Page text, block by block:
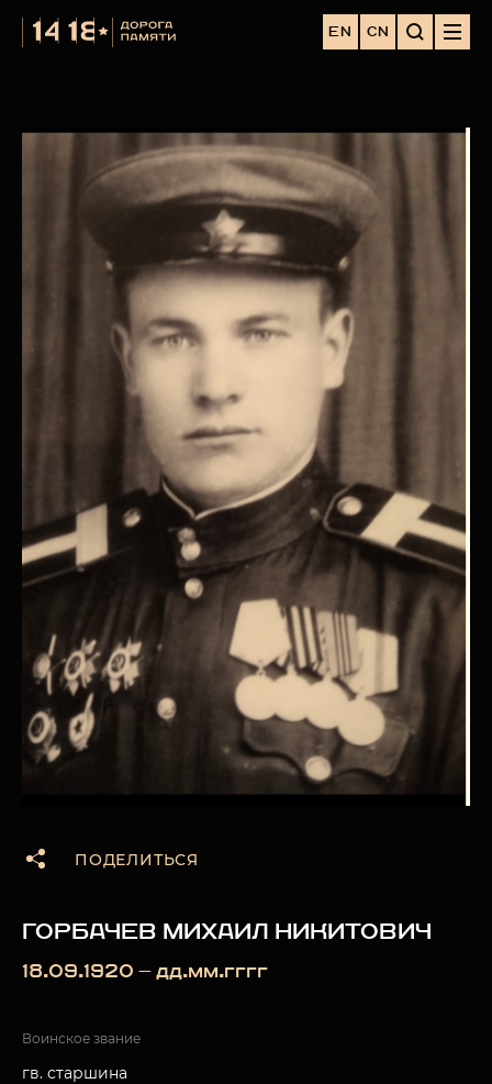
EN CN
ПОДЕЛИТЬСЯ
ГОРБАЧЕВ МИХАИЛ НИКИТОВИЧ
18.09.1920 — дд.мм.гггг
Воинское звание
гв. старшина